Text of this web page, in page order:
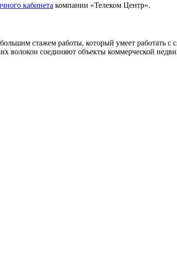
кабинета компании «Телеком Центр».
стажем работы, который умеет работать
волокон соединяют объекты коммерческой